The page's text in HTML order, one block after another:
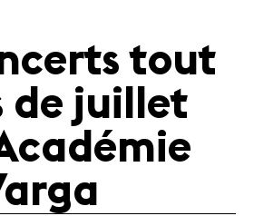
tout
de juillet